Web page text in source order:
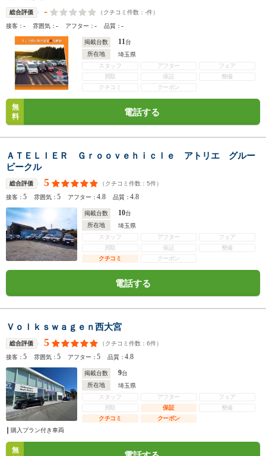
総合評価 - （クチコミ件数： -件）
接客：- 雰囲気：- アフター：- 品質：-
掲載台数 11台
所在地
埼玉県
スタッフ
アフター
フェア
買取
保証
整備
クチコミ
クーポン
無
料
電話する
ＡＴＥＬＩＥＲ Ｇｒｏｏｖｅｈｉｃｌｅ アトリエ グルー
ビークル
総合評価 5 （クチコミ件数： 5件）
接客：5 雰囲気：5 アフター：4.8 品質：4.8
掲載台数 10台
所在地
埼玉県
スタッフ
アフター
フェア
買取
保証
整備
クチコミ
クーポン
電話する
Ｖｏｌｋｓｗａｇｅｎ西大宮
総合評価 5 （クチコミ件数： 6件）
接客：5 雰囲気：5 アフター：5 品質：4.8
掲載台数 9台
所在地
埼玉県
スタッフ
アフター
フェア
買取
保証
整備
クチコミ
クーポン
購入プラン付き車両
無